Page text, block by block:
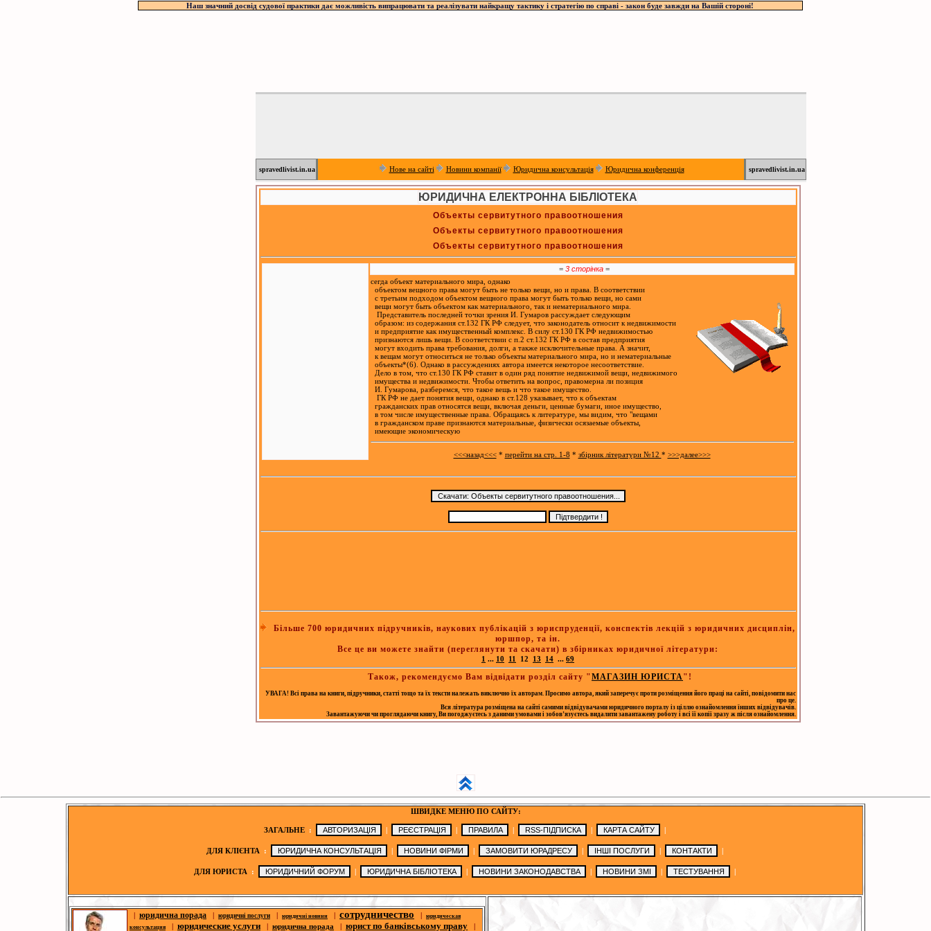
Наш значний досвід судової практики дає можливість випрацювати та реалізувати найкращу тактику і стратегію по справі - закон буде завжди на Вашій стороні!
spravedlivist.in.ua Нове на сайті Новини компанії Юридична консультація Юридична конференція spravedlivist.in.ua
ЮРИДИЧНА ЕЛЕКТРОННА БІБЛІОТЕКА
Объекты сервитутного правоотношения
Объекты сервитутного правоотношения
Объекты сервитутного правоотношения
= 3 сторінка=
сегда объект материального мира, однако
объектом вещного права могут быть не только вещи, но и права. В соответствии
с третьим подходом объектом вещного права могут быть только вещи, но сами
вещи могут быть объектом как материального, так и нематериального мира.
Представитель последней точки зрения И. Гумаров рассуждает следующим
образом: из содержания ст.132 ГК РФ следует, что законодатель относит к недвижимости
и предприятие как имущественный комплекс. В силу ст.130 ГК РФ недвижимостью
признаются лишь вещи. В соответствии с п.2 ст.132 ГК РФ в состав предприятия
могут входить права требования, долги, а также исключительные права. А значит,
к вещам могут относиться не только объекты материального мира, но и нематериальные
объекты*(6). Однако в рассуждениях автора имеется некоторое несоответствие.
Дело в том, что ст.130 ГК РФ ставит в один ряд понятие недвижимой вещи, недвижимого
имущества и недвижимости. Чтобы ответить на вопрос, правомерна ли позиция
И. Гумарова, разберемся, что такое вещь и что такое имущество.
ГК РФ не дает понятия вещи, однако в ст.128 указывает, что к объектам
гражданских прав относятся вещи, включая деньги, ценные бумаги, иное имущество,
в том числе имущественные права. Обращаясь к литературе, мы видим, что "вещами
в гражданском праве признаются материальные, физически осязаемые объекты,
имеющие экономическую
<<<назад<<<* перейти на стр. 1-8 * збірник літератури №12 * >>>далее>>>
Більше 700 юридичних підручників, наукових публікацій з юриспруденції, конспектів лекцій з юридичних дисциплін,
юршпор, та ін.
Все це ви можете знайти (переглянути та скачати) в збірниках юридичної літератури:
1 ... 10 11 12 13 14 ... 69
Також, рекомендуємо Вам відвідати розділ сайту "МАГАЗИН ЮРИСТА"!
УВАГА! Всі права на книги, підручники, статті тощо та їх тексти належать виключно їх авторам. Просимо автора, який заперечує проти розміщення його праці на сайті, повідомити нас
про це.
Вся література розміщена на сайті самими відвідувачами юридичного порталу із ціллю ознайомлення їнших відвідувачів.
Завантажуючи чи проглядаючи книгу, Ви погоджуєтесь з даними умовами і зобов’язуєтесь видалити завантажену роботу і всі її копії зразу ж після ознайомлення.
ШВИДКЕ МЕНЮ ПО САЙТУ:
ЗАГАЛЬНЕ: | | | | |
ДЛЯ КЛІЄНТА : | | | | |
ДЛЯ ЮРИСТА : | | | | |
|юридична порада| юридичні послуги | |сотрудничество|
|юридические услуги| |юрист по банківському праву |